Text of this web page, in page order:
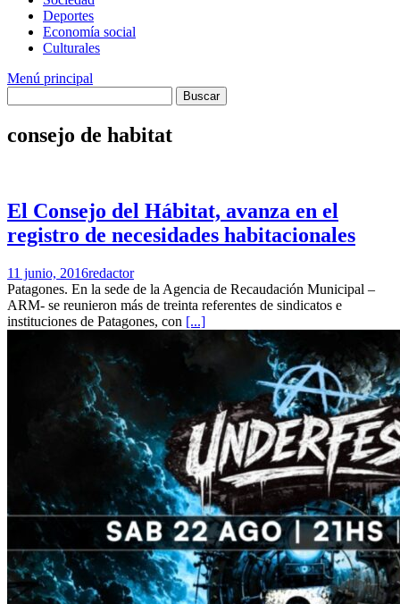
Deportes
Economía social
Culturales
Menú principal
consejo de habitat
El Consejo del Hábitat, avanza en el
registro de necesidades habitacionales
11 junio, 2016redactor
Patagones. En la sede de la Agencia de Recaudación Municipal –
ARM- se reunieron más de treinta referentes de sindicatos e
instituciones de Patagones, con [...]